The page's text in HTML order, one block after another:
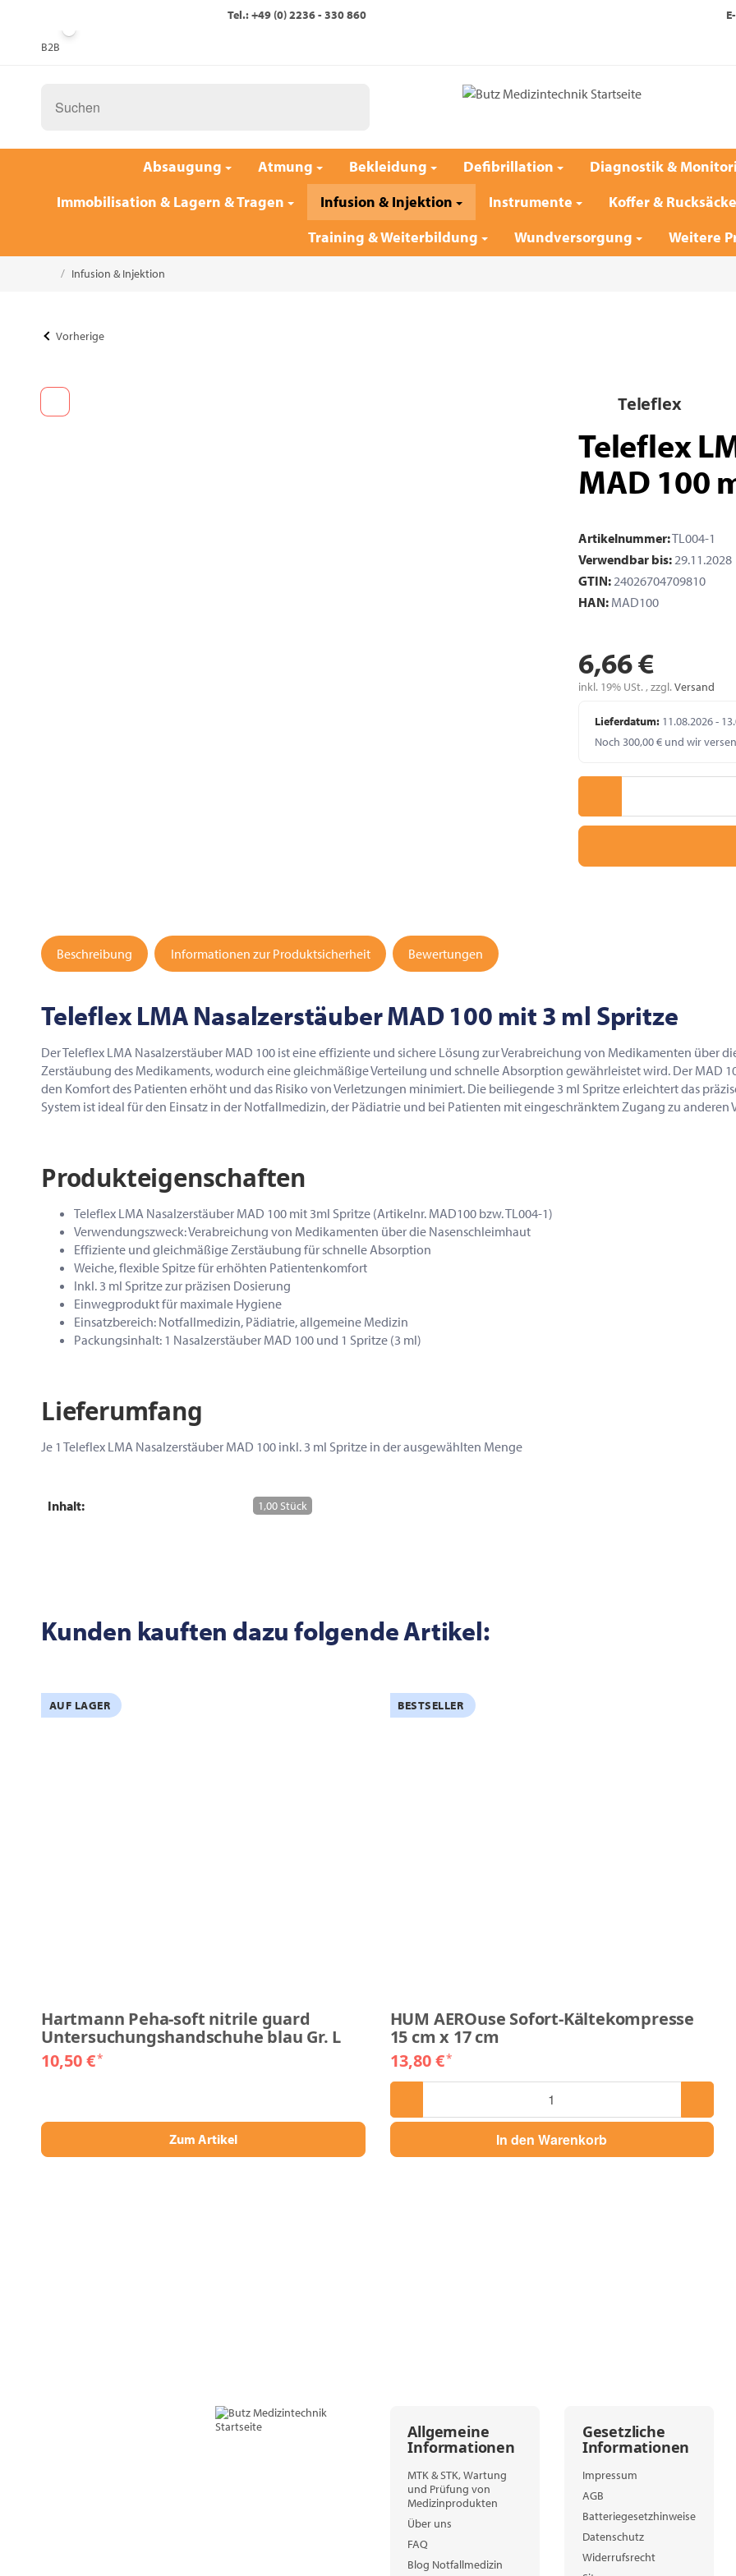
Tel.: +49 (0) 2236 - 330 860
B2B
Absaugung Atmung Bekleidung Defibrillation Diagnostik &
Immobilisation & Lagern & Tragen
Infusion & Injektion Instrumente Koffer &
Training & Weiterbildung
Wundversorgung Weitere
/ Infusion & Injektion
Vorherige
Teleflex
Teleflex
MAD 100
Artikelnummer:TL004-1
Verwendbar bis: 29.11.2028
GTIN: 24026704709810
HAN: MAD100
6,66 €
inkl. 19% USt. , zzgl.Versand
Lieferdatum: 11.08.2026 -
Noch 300,00 € und wir
Beschreibung Informationen zur Produktsicherheit Bewertungen
Teleflex LMA Nasalzerstäuber MAD 100 mit 3 ml Spritze
Der Teleflex LMA Nasalzerstäuber MAD 100 ist eine effiziente und sichere Lösung zur Verabreichung von Medikamenten über
Zerstäubung des Medikaments, wodurch eine gleichmäßige Verteilung und schnelle Absorption gewährleistet wird. Der MAD
den Komfort des Patienten erhöht und das Risiko von Verletzungen minimiert. Die beiliegende 3 ml Spritze erleichtert das
System ist ideal für den Einsatz in der Notfallmedizin, der Pädiatrie und bei Patienten mit eingeschränktem Zugang zu anderen
Produkteigenschaften
Teleflex LMA Nasalzerstäuber MAD 100 mit 3ml Spritze (Artikelnr. MAD100 bzw. TL004-1)
Verwendungszweck: Verabreichung von Medikamenten über die Nasenschleimhaut
Effiziente und gleichmäßige Zerstäubung für schnelle Absorption
Weiche, flexible Spitze für erhöhten Patientenkomfort
Inkl. 3 ml Spritze zur präzisen Dosierung
Einwegprodukt für maximale Hygiene
Einsatzbereich: Notfallmedizin, Pädiatrie, allgemeine Medizin
Packungsinhalt: 1 Nasalzerstäuber MAD 100 und 1 Spritze (3 ml)
Lieferumfang
Je 1 Teleflex LMA Nasalzerstäuber MAD 100 inkl. 3 ml Spritze in der ausgewählten Menge
Inhalt: 1,00 Stück
Kunden kauften dazu folgende Artikel:
AUF LAGER
Hartmann Peha-soft nitrile guard
Untersuchungshandschuhe blau Gr. L
10,50 €*
Zum Artikel
BESTSELLER
HUM AEROuse Sofort-Kältekompresse
15 cm x 17 cm
13,80 €*
In den Warenkorb
Allgemeine
Informationen
MTK & STK, Wartung
und Prüfung von
Medizinprodukten
Über uns
FAQ
Blog Notfallmedizin
Gesetzliche
Informationen
Impressum
AGB
Batteriegesetzhinweise
Datenschutz
Widerrufsrecht